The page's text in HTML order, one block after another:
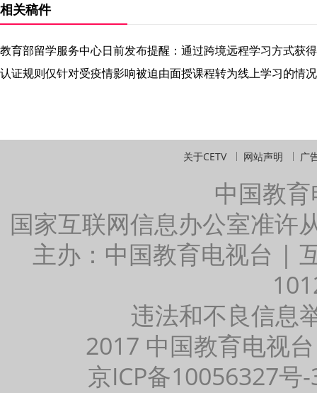
相关稿件
教育部留学服务中心日前发布提醒：通过跨境远程学习方式获
认证规则仅针对受疫情影响被迫由面授课程转为线上学习的情
关于CETV 网站声明 广
中国教
国家互联网信息办公室准许
主办：中国教育电视台 |
违法和不良信息
2017 中国教育电视
京ICP备10056327号